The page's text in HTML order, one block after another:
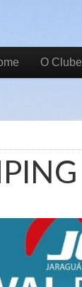
menuO Clube